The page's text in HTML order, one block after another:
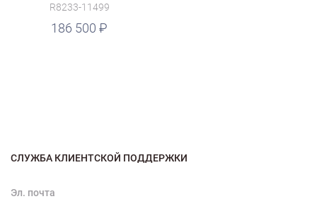
R8233-11499
186 500
СЛУЖБА КЛИЕНТСКОЙ ПОДДЕРЖКИ
Эл. почта